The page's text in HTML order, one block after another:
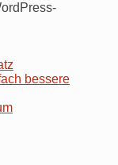
bessere